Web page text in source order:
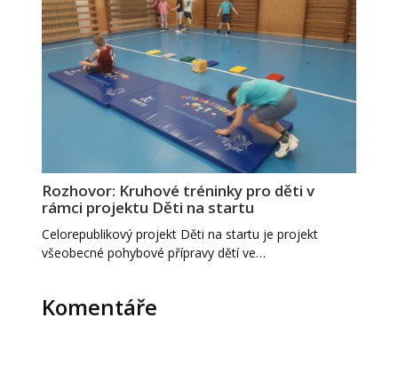
Rozhovor: Kruhové tréninky pro děti v
rámci projektu Děti na startu
Celorepublikový projekt Děti na startu je projekt
všeobecné pohybové přípravy dětí ve…
Komentáře